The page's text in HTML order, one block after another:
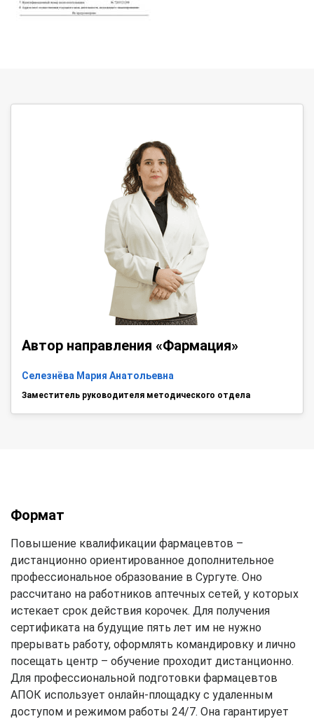
Автор направления «Фармация»
Селезнёва Мария Анатольевна
Заместитель руководителя методического отдела
Формат
Повышение квалификации фармацевтов –
дистанционно ориентированное дополнительное
профессиональное образование в Сургуте. Оно
рассчитано на работников аптечных сетей, у которых
истекает срок действия корочек. Для получения
сертификата на будущие пять лет им не нужно
прерывать работу, оформлять командировку и лично
посещать центр – обучение проходит дистанционно.
Для профессиональной подготовки фармацевтов
АПОК использует онлайн-площадку с удаленным
доступом и режимом работы 24/7. Она гарантирует